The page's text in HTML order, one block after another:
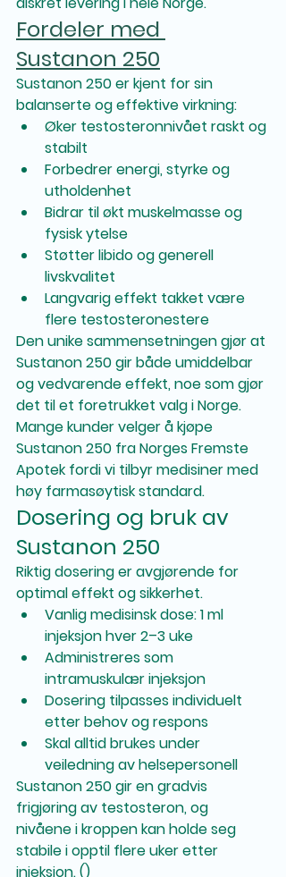
Fordeler med
Sustanon 250
Sustanon 250 er kjent for sin
balanserte og effektive virkning:
Øker testosteronnivået raskt og
stabilt
Forbedrer energi, styrke og
utholdenhet
Bidrar til økt muskelmasse og
fysisk ytelse
Støtter libido og generell
livskvalitet
Langvarig effekt takket være
flere testosteronestere
Den unike sammensetningen gjør at
Sustanon 250 gir både umiddelbar
og vedvarende effekt, noe som gjør
det til et foretrukket valg i Norge.
Mange kunder velger å kjøpe
Sustanon 250 fra Norges Fremste
Apotek fordi vi tilbyr medisiner med
høy farmasøytisk standard.
Dosering og bruk av
Sustanon 250
Riktig dosering er avgjørende for
optimal effekt og sikkerhet.
Vanlig medisinsk dose: 1 ml
injeksjon hver 2–3 uke
Administreres som
intramuskulær injeksjon
Dosering tilpasses individuelt
etter behov og respons
Skal alltid brukes under
veiledning av helsepersonell
Sustanon 250 gir en gradvis
frigjøring av testosteron, og
nivåene i kroppen kan holde seg
stabile i opptil flere uker etter
injeksjon. ()